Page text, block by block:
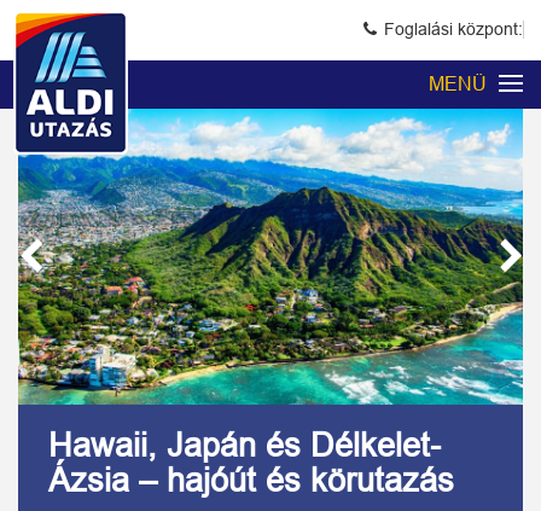
Foglalási központ:
MENÜ
Previous Next
Hawaii, Japán és Délkelet-
Ázsia – hajóút és körutazás